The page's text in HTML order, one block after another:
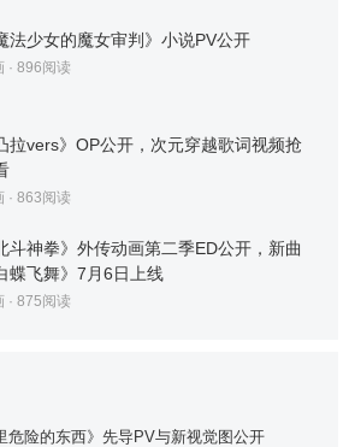
法少女的魔女审判》小说PV公开
· 896阅读
拉vers》OP公开，次元穿越歌词视频抢
· 863阅读
斗神拳》外传动画第二季ED公开，新曲
蝶飞舞》7月6日上线
· 875阅读
危险的东西》先导PV与新视觉图公开